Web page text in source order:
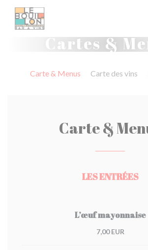
Personnalisation de vos choix en matière de
Cartes &
Carte & Menus Carte des vins
Carte &
LES ENTRÉES
L’œuf mayonnaise
7,00 EUR